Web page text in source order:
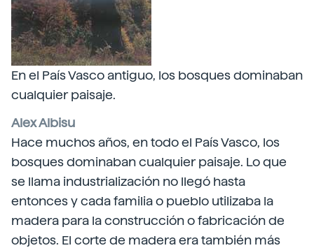
En el País Vasco antiguo, los bosques dominaban
cualquier paisaje.
Alex Albisu
Hace muchos años, en todo el País Vasco, los
bosques dominaban cualquier paisaje. Lo que
se llama industrialización no llegó hasta
entonces y cada familia o pueblo utilizaba la
madera para la construcción o fabricación de
objetos. El corte de madera era también más